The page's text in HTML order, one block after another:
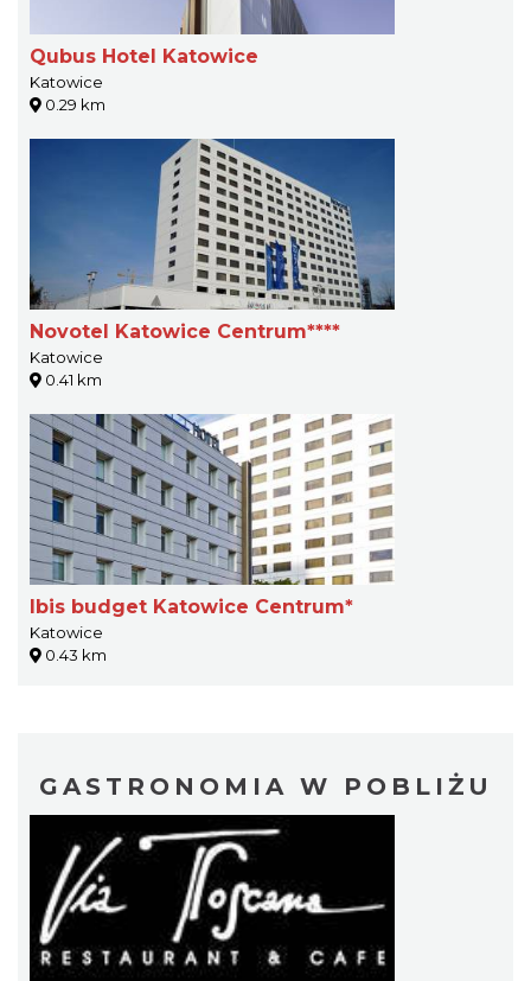
Qubus Hotel Katowice
Katowice
0.29 km
Novotel Katowice Centrum****
Katowice
0.41 km
Ibis budget Katowice Centrum*
Katowice
0.43 km
GASTRONOMIA W POBLIŻU